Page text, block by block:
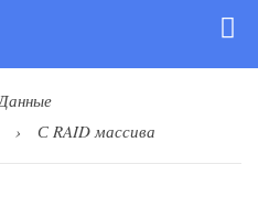
С RAID массива